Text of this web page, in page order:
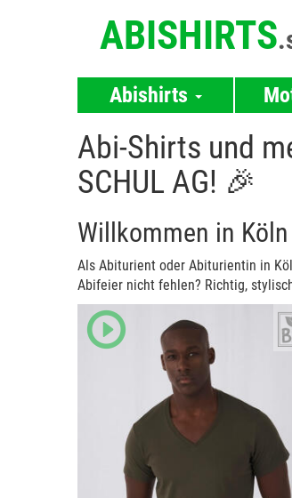
ABISHIRTS
Abishirts
Abi-Shirts und
SCHUL AG! 🎉
Willkommen in
Als Abiturient oder Abiturientin in
Abifeier nicht fehlen? Richtig,